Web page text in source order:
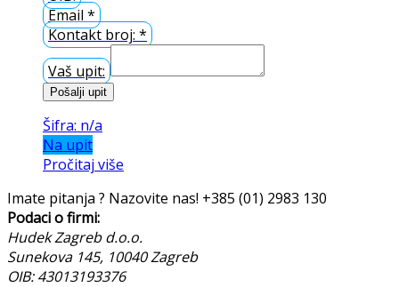
Email *
Kontakt broj: *
Vaš upit:
Pošalji upit
Šifra: n/a
Na upit
Pročitaj više
Imate pitanja ? Nazovite nas! +385 (01) 2983 130
Podaci o firmi:
Hudek Zagreb d.o.o.
Sunekova 145, 10040 Zagreb
OIB: 43013193376